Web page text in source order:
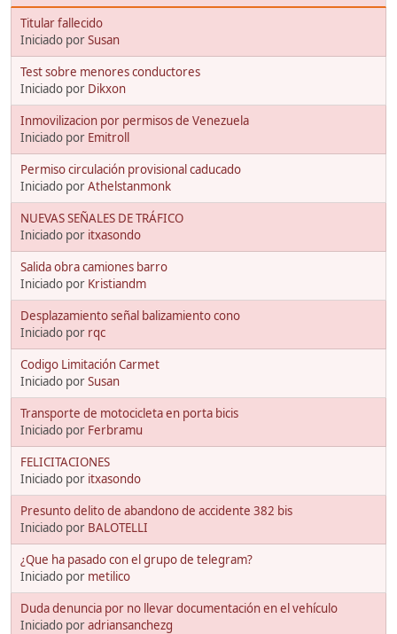
Titular fallecido
Iniciado porSusan
Test sobre menores conductores
Iniciado por Dikxon
Inmovilizacion por permisos de Venezuela
Iniciado por Emitroll
Permiso circulación provisional caducado
Iniciado porAthelstanmonk
NUEVAS SEÑALES DE TRÁFICO
Iniciado por itxasondo
Salida obra camiones barro
Iniciado por Kristiandm
Desplazamiento señal balizamiento cono
Iniciado por rqc
Codigo Limitación Carmet
Iniciado porSusan
Transporte de motocicleta en porta bicis
Iniciado por Ferbramu
FELICITACIONES
Iniciado por itxasondo
Presunto delito de abandono de accidente 382 bis
Iniciado por BALOTELLI
¿Que ha pasado con el grupo de telegram?
Iniciado por metilico
Duda denuncia por no llevar documentación en el vehículo
Iniciado poradriansanchezg